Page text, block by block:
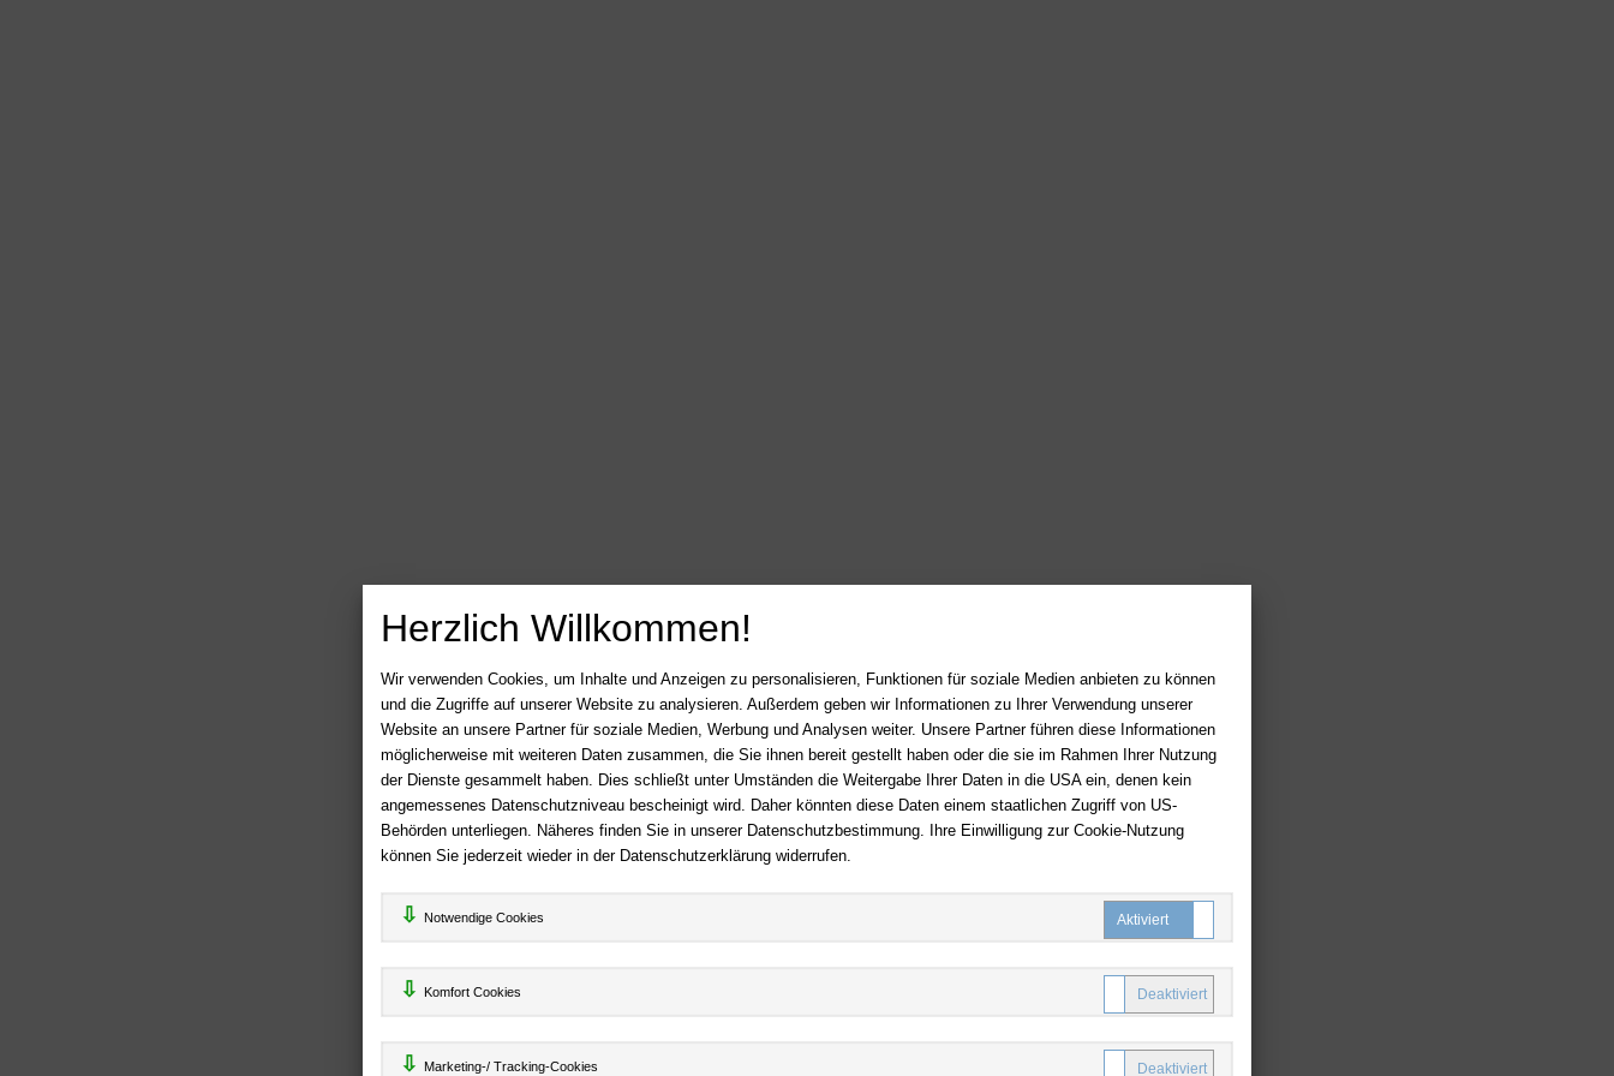
Herzlich Willkommen!
Wir verwenden Cookies, um Inhalte und Anzeigen zu personalisieren, Funktionen für soziale Medien anbieten zu können
und die Zugriffe auf unserer Website zu analysieren. Außerdem geben wir Informationen zu Ihrer Verwendung unserer
Website an unsere Partner für soziale Medien, Werbung und Analysen weiter. Unsere Partner führen diese Informationen
möglicherweise mit weiteren Daten zusammen, die Sie ihnen bereit gestellt haben oder die sie im Rahmen Ihrer Nutzung
der Dienste gesammelt haben. Dies schließt unter Umständen die Weitergabe Ihrer Daten in die USA ein, denen kein
angemessenes Datenschutzniveau bescheinigt wird. Daher könnten diese Daten einem staatlichen Zugriff von US-
Behörden unterliegen. Näheres finden Sie in unserer Datenschutzbestimmung. Ihre Einwilligung zur Cookie-Nutzung
können Sie jederzeit wieder in der Datenschutzerklärung widerrufen.
Notwendige Cookies
Komfort Cookies
Marketing-/ Tracking-Cookies